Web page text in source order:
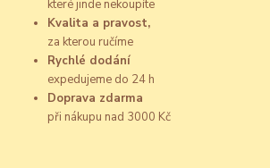
které jinde nekoupíte
Kvalita a pravost,
za kterou ručíme
Rychlé dodání
expedujeme do 24 h
Doprava zdarma
při nákupu nad 3000 Kč